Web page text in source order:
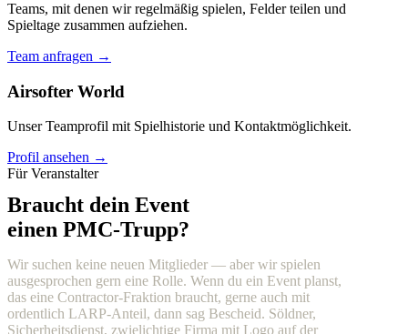
Teams, mit denen wir regelmäßig spielen, Felder teilen und
Spieltage zusammen aufziehen.
Team anfragen →
Airsofter World
Unser Teamprofil mit Spielhistorie und Kontaktmöglichkeit.
Profil ansehen →
Für Veranstalter
Braucht dein Event
einen PMC-Trupp?
Wir suchen keine neuen Mitglieder — aber wir spielen
ausgesprochen gern eine Rolle. Wenn du ein Event planst,
das eine Contractor-Fraktion braucht, gerne auch mit
ordentlich LARP-Anteil, dann sag Bescheid. Söldner,
Sicherheitsdienst, zwielichtige Firma mit Logo auf der